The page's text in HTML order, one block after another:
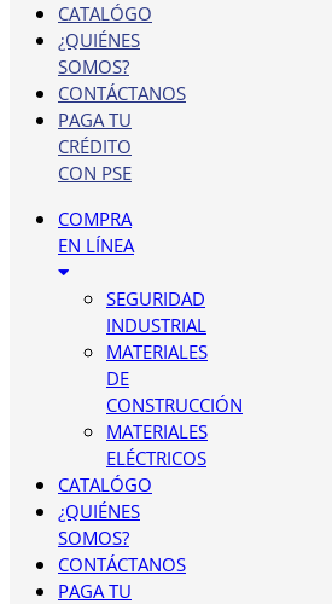
CATALÓGO
¿QUIÉNES
SOMOS?
CONTÁCTANOS
PAGA TU
CRÉDITO
CON PSE
COMPRA
EN LÍNEA
SEGURIDAD
INDUSTRIAL
MATERIALES
DE
CONSTRUCCIÓN
MATERIALES
ELÉCTRICOS
CATALÓGO
¿QUIÉNES
SOMOS?
CONTÁCTANOS
PAGA TU